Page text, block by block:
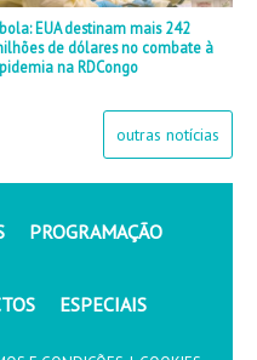
EUA destinam mais 242
de dólares no combate à
na RDCongo
outras notícias
PROGRAMAÇÃO
ESPECIAIS